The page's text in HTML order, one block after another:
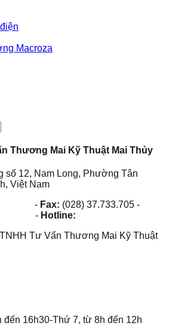
Macroza
Thương Mai Kỹ Thuật Mai Thủy
số 12, Nam Long, Phường Tân
Việt Nam
- Fax: (028) 37.733.705 -
- Hotline:
Tư Vấn Thương Mai Kỹ Thuật
16h30-Thứ 7, từ 8h đến 12h